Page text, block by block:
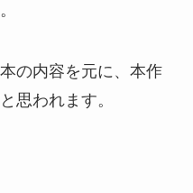
の内容を元に、本作
思われます。